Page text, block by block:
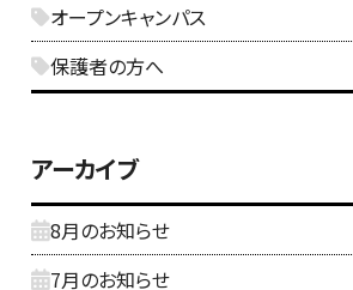
オープンキャンパス
保護者の方へ
アーカイブ
8月のお知らせ
7月のお知らせ